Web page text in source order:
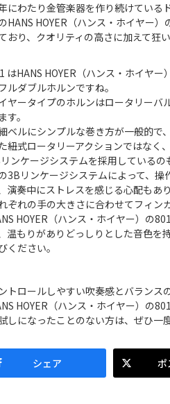
にわたり金管楽器を作り続けている
HANS HOYER（ハンス・ホイヤー
おり、クオリティの高さに加えて狂
はHANS HOYER（ハンス・ホイヤ
ルダブルホルンですね。
ヤータイプのホルンはロータリーバ
す。
ベルにシンプルな巻き方が一般的で
紐式ロータリーアクションではなく
ンケージシステムを採用しているの
3Bリンケージシステムによって、
演奏中にストレスを感じる心配もあ
ぞれの手の大きさに合わせてフィン
HOYER（ハンス・ホイヤー）の
温もりがありどっしりとした音色を
ください。
トロールしやすい吹奏感とバランス
HOYER（ハンス・ホイヤー）の801
しになったことのない方は、ぜひ一
シェア ポ